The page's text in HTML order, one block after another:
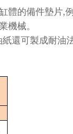
體的備件墊片,
機械。
還可製成耐油